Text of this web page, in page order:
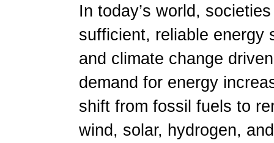
In today’s world,
sufficient, reliable energy
and climate change
demand for energy
shift from fossil fuels to
wind, solar, hydrogen,